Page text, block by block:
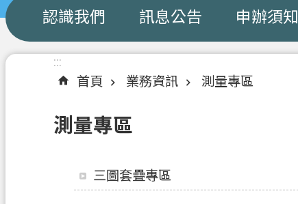
認識我們 訊息公告 申辦須知
:::
首頁
業務資訊 測量專區
測量專區
三圖套疊專區